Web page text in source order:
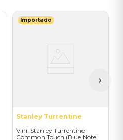
Importado
Stanley Turrentine
Vinil Stanley Turrentine -
Common Touch (Blue Note